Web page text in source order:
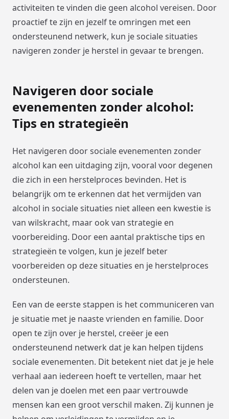
activiteiten te vinden die geen alcohol vereisen. Door
proactief te zijn en jezelf te omringen met een
ondersteunend netwerk, kun je sociale situaties
navigeren zonder je herstel in gevaar te brengen.
Navigeren door sociale
evenementen zonder alcohol:
Tips en strategieën
Het navigeren door sociale evenementen zonder
alcohol kan een uitdaging zijn, vooral voor degenen
die zich in een herstelproces bevinden. Het is
belangrijk om te erkennen dat het vermijden van
alcohol in sociale situaties niet alleen een kwestie is
van wilskracht, maar ook van strategie en
voorbereiding. Door een aantal praktische tips en
strategieën te volgen, kun je jezelf beter
voorbereiden op deze situaties en je herstelproces
ondersteunen.
Een van de eerste stappen is het communiceren van
je situatie met je naaste vrienden en familie. Door
open te zijn over je herstel, creëer je een
ondersteunend netwerk dat je kan helpen tijdens
sociale evenementen. Dit betekent niet dat je je hele
verhaal aan iedereen hoeft te vertellen, maar het
delen van je doelen met een paar vertrouwde
mensen kan een groot verschil maken. Zij kunnen je